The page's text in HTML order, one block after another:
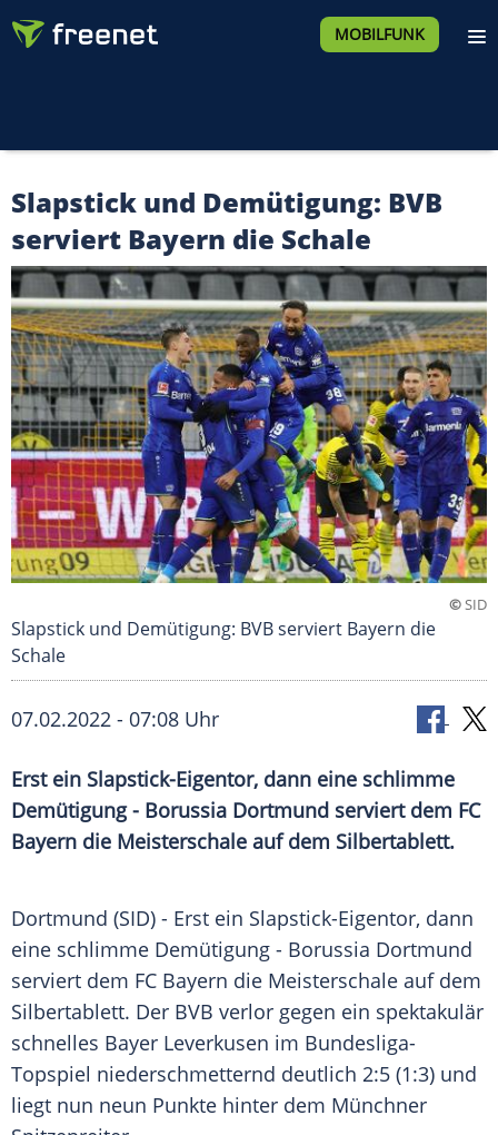
MOBILFUNK
Slapstick und Demütigung: BVB
serviert Bayern die Schale
©SID
Slapstick und Demütigung: BVB serviert Bayern die
Schale
07.02.2022 - 07:08 Uhr
Erst ein Slapstick-Eigentor, dann eine schlimme
Demütigung - Borussia Dortmund serviert dem FC
Bayern die Meisterschale auf dem Silbertablett.
Dortmund (SID) - Erst ein Slapstick-Eigentor, dann
eine schlimme Demütigung - Borussia Dortmund
serviert dem FC Bayern die Meisterschale auf dem
Silbertablett. Der BVB verlor gegen ein spektakulär
schnelles Bayer Leverkusen im Bundesliga-
Topspiel niederschmetternd deutlich 2:5 (1:3) und
liegt nun neun Punkte hinter dem Münchner